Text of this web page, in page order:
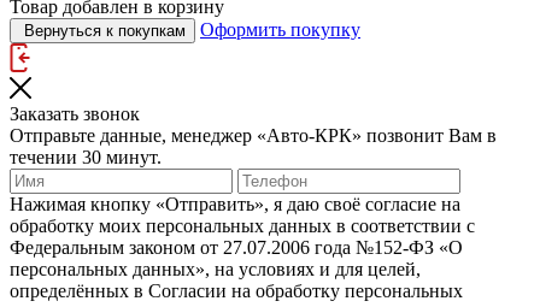
Товар добавлен в корзину
Вернуться к покупкам Оформить покупку
Заказать звонок
Отправьте данные, менеджер «Авто-КРК» позвонит Вам в
течении 30 минут.
Нажимая кнопку «Отправить», я даю своё согласие на
обработку моих персональных данных в соответствии с
Федеральным законом от 27.07.2006 года №152‑ФЗ «О
персональных данных», на условиях и для целей,
определённых в Согласии на обработку персональных